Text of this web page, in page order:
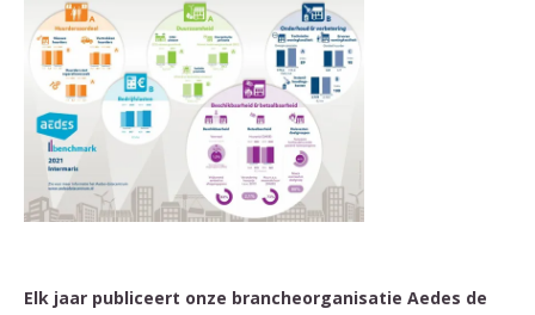
Elk jaar publiceert onze brancheorganisatie Aedes de